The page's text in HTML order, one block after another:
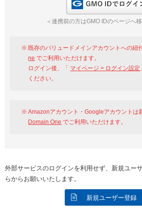
＜連携前の方はGMO IDのページへ
既存のバリュードメインアカウントへの紐
ne でご利用いただけます。
ログイン後、「 マイページ > ログイン設定
ください。
Amazonアカウント・Googleアカウントは
Domain One でご利用いただけます。
外部サービスのログインを利用せず、新規ユー
らからお願いいたします。
新規ユーザー登録